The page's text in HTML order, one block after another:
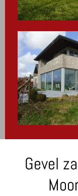
Gevel